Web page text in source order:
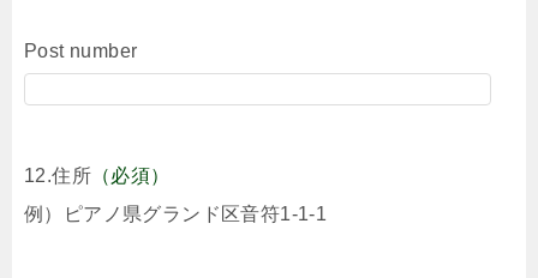
Post number
12.住所 （必須）
例）ピアノ県グランド区音符1-1-1